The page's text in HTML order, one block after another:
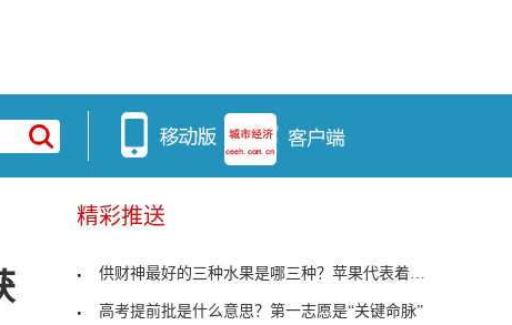
精彩推送
供财神最好的三种水果是哪三种？苹果代表着平平安安
高考提前批是什么意思？第一志愿是“关键命脉”